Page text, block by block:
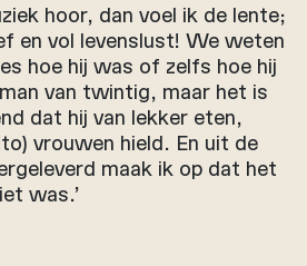
hoor, dan voel ik de lente;
en vol levenslust! We weten
hoe hij was of zelfs hoe hij
van twintig, maar het is
dat hij van lekker eten,
vrouwen hield. En uit de
maak ik op dat het
was.’